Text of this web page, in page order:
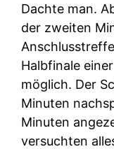
Dachte man.
der zweiten
Halbfinale
möglich. Der
Minuten
Minuten
versuchten